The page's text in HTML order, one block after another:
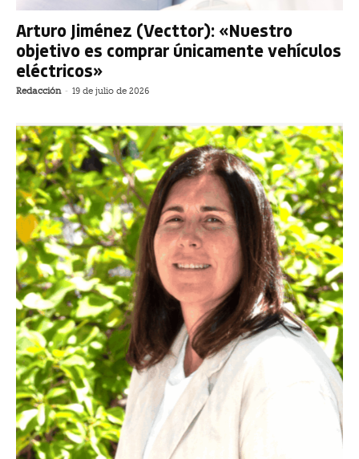
Arturo Jiménez (Vecttor): «Nuestro
objetivo es comprar únicamente vehículos
eléctricos»
Redacción - 19 de julio de 2026